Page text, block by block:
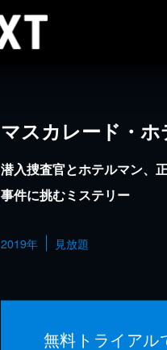
マスカレード・ホ
潜入捜査官とホテルマン、
事件に挑むミステリー
2019年 見放題
無料トライアル